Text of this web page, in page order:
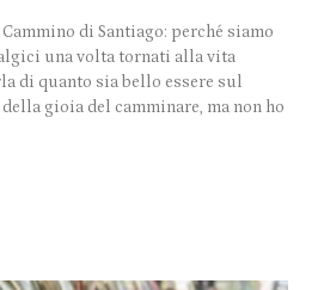
di Santiago: perché siamo
una volta tornati alla vita
di quanto sia bello essere sul
gioia del camminare, ma non ho